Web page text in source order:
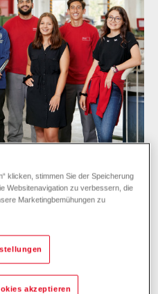
ist
bei Hoval
begeistert,
verspricht Erfolg!
bietet viele
oder
klicken, stimmen Sie der Speicherung
Websitenavigation zu verbessern, die
Marketingbemühungen zu
akzeptieren